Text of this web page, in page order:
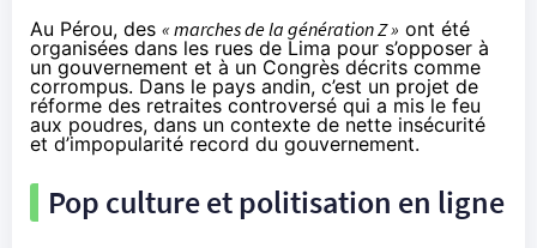
Au Pérou, des « marches de la génération Z » ont été
organisées dans les rues de Lima pour s’opposer à
un gouvernement et à un Congrès décrits comme
corrompus. Dans le pays andin, c’est un projet de
réforme des retraites controversé qui a mis le feu
aux poudres, dans un contexte de nette insécurité
et d’impopularité record du gouvernement.
Pop culture et politisation en ligne